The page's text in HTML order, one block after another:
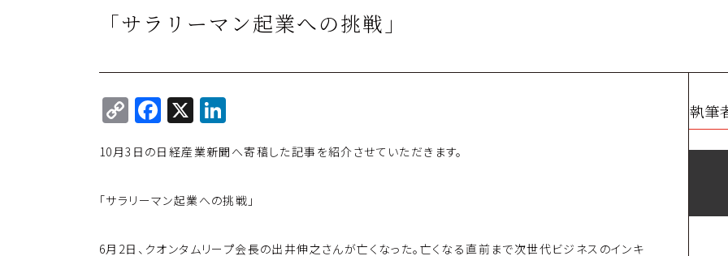
「サラリーマン起業への挑戦」
C
p
y
Li
n
F
a
c
e
b
o
X
k
e
dI
n
10月3日の日経産業新聞へ寄稿した記事を紹介させていただきます。
「サラリーマン起業への挑戦」
6月2日、クオンタムリープ会長の出井伸之さんが亡くなった。亡くなる直前まで次世代ビジネスのインキ
執筆